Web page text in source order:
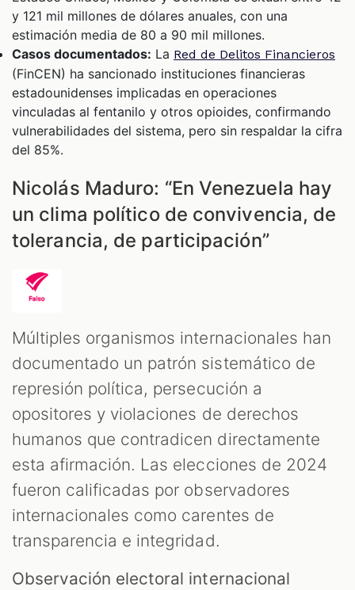
y 121 mil millones de dólares anuales, con una
estimación media de 80 a 90 mil millones.
Casos documentados: La Red de Delitos Financieros
(FinCEN) ha sancionado instituciones financieras
estadounidenses implicadas en operaciones
vinculadas al fentanilo y otros opioides, confirmando
vulnerabilidades del sistema, pero sin respaldar la cifra
del 85%.
Nicolás Maduro: “En Venezuela hay
un clima político de convivencia, de
tolerancia, de participación”
Múltiples organismos internacionales han
documentado un patrón sistemático de
represión política, persecución a
opositores y violaciones de derechos
humanos que contradicen directamente
esta afirmación. Las elecciones de 2024
fueron calificadas por observadores
internacionales como carentes de
transparencia e integridad.
Observación electoral internacional